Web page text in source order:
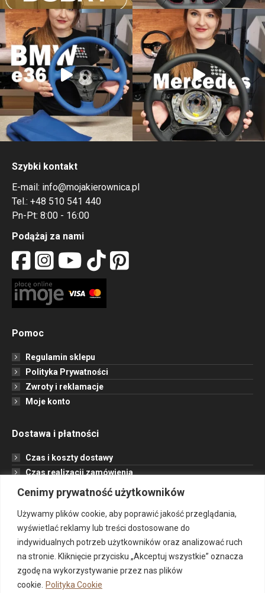
Cenimy prywatność użytkowników
Używamy plików cookie, aby poprawić jakość przeglądania,
wyświetlać reklamy lub treści dostosowane do
indywidualnych potrzeb użytkowników oraz analizować ruch
na stronie. Kliknięcie przycisku „Akceptuj wszystkie” oznacza
zgodę na wykorzystywanie przez nas plików
cookie. Polityka Cookie
Szybki kontakt
E-mail: info@mojakierownica.pl
Tel.: +48 510 541 440
Pn-Pt: 8:00 - 16:00
Podążaj za nami
Pomoc
Regulamin sklepu
Polityka Prywatności
Zwroty i reklamacje
Moje konto
Dostawa i płatności
Czas i koszty dostawy
Czas realizacji zamówienia
Formy płatności
Informacje
Jak to działa?
Projekt
O nas